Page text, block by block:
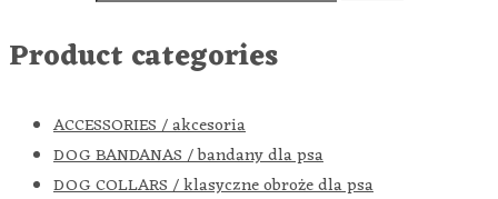
Product categories
ACCESSORIES / akcesoria
DOG BANDANAS / bandany dla psa
DOG COLLARS / klasyczne obroże dla psa